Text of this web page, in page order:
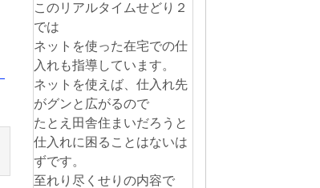
このリアルタイムせどり２
では
ネットを使った在宅での仕
入れも指導しています。
ネットを使えば、仕入れ先
がグンと広がるので
たとえ田舎住まいだろうと
仕入れに困ることはないは
ずです。
至れり尽くせりの内容で